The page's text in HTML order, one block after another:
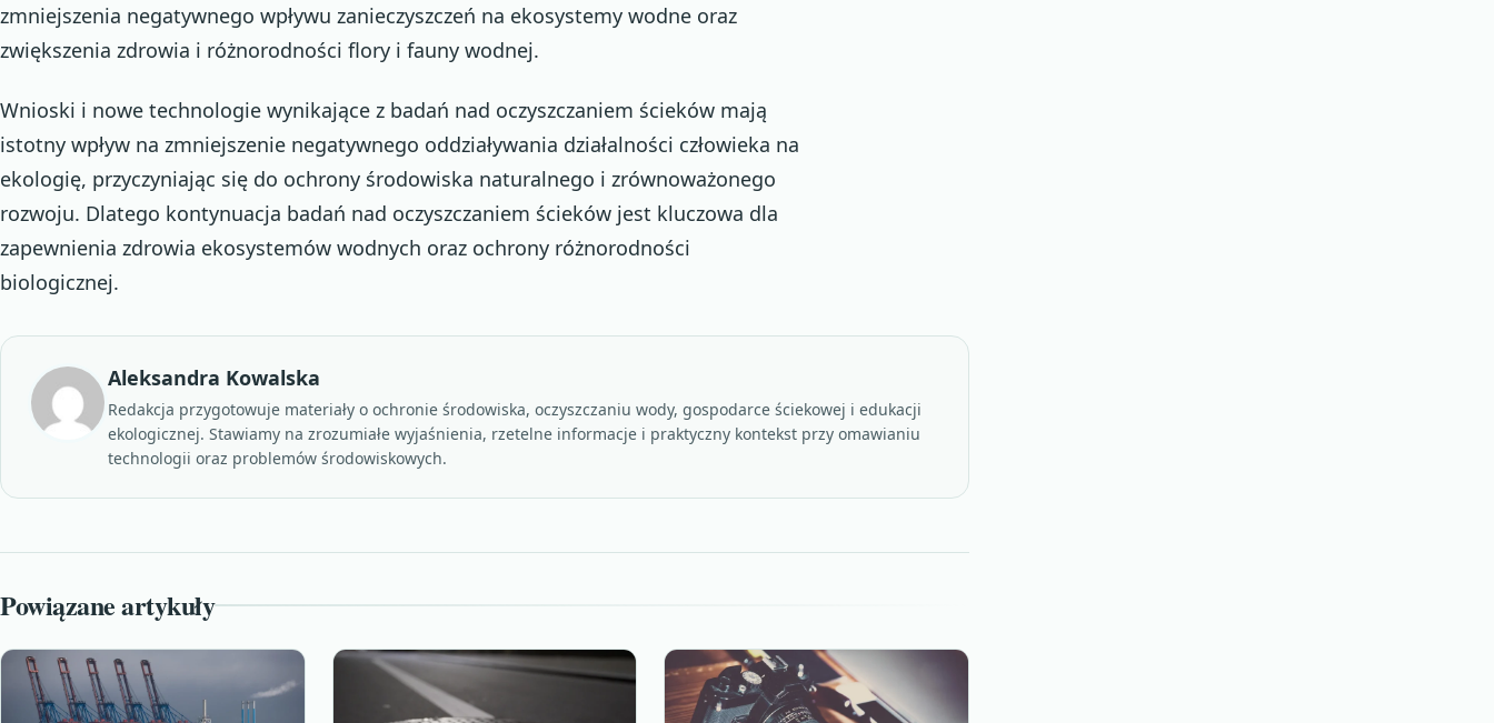
zmniejszenia negatywnego wpływu zanieczyszczeń na ekosystemy wodne oraz
zwiększenia zdrowia i różnorodności flory i fauny wodnej.
Wnioski i nowe technologie wynikające z badań nad oczyszczaniem ścieków mają
istotny wpływ na zmniejszenie negatywnego oddziaływania działalności człowieka na
ekologię, przyczyniając się do ochrony środowiska naturalnego i zrównoważonego
rozwoju. Dlatego kontynuacja badań nad oczyszczaniem ścieków jest kluczowa dla
zapewnienia zdrowia ekosystemów wodnych oraz ochrony różnorodności
biologicznej.
Aleksandra Kowalska
Redakcja przygotowuje materiały o ochronie środowiska, oczyszczaniu wody, gospodarce ściekowej i edukacji
ekologicznej. Stawiamy na zrozumiałe wyjaśnienia, rzetelne informacje i praktyczny kontekst przy omawianiu
technologii oraz problemów środowiskowych.
Powiązane artykuły